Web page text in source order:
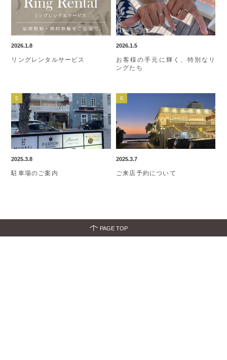
2026.1.8
リングレンタルサービス
2026.1.5
お客様の手元に輝く、特別なリ
ングたち
2025.3.8
駐車場のご案内
2025.3.7
ご来店予約について
PAGE TOP